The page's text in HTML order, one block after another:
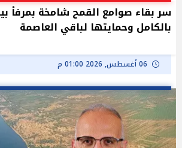
سر بقاء صوامع القمح شامخة بمرفأ
بالكامل وحمايتها لباقي العاصمة
06 أغسطس, 2026 01:00 م